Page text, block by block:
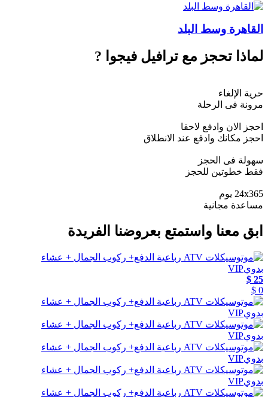
القاهرة وسط البلد
لماذا تحجز مع ترافيل فيجوا ?
حرية الإلغاء
مرونة فى الرحلة
احجز الان وادفع لاحقا
احجز مكانك وادفع عند الانطلاق
سهولة فى الحجز
فقط خطوتين للحجز
24x365 يوم
مساعدة مجانية
ابق معنا واستمتع بعروضنا الفريدة
25 $
0 $